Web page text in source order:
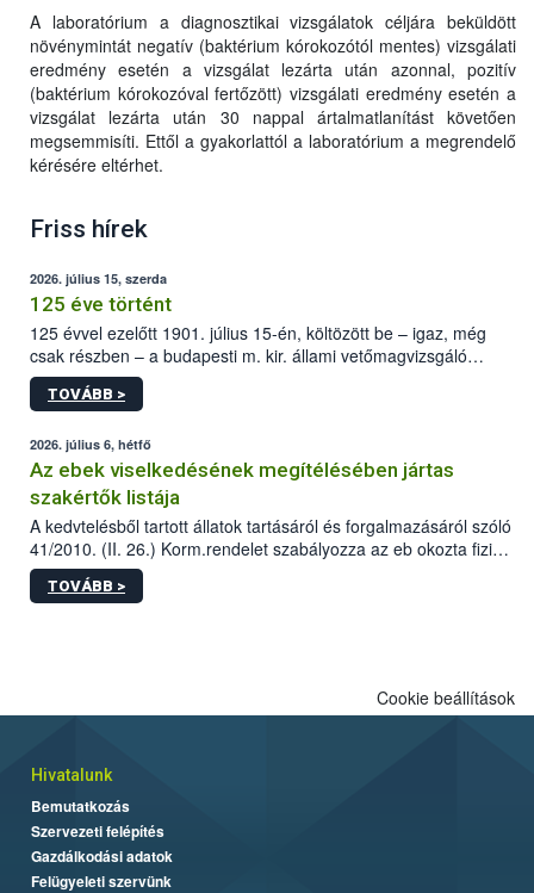
A laboratórium a diagnosztikai vizsgálatok céljára beküldött
növénymintát negatív (baktérium kórokozótól mentes) vizsgálati
eredmény esetén a vizsgálat lezárta után azonnal, pozitív
(baktérium kórokozóval fertőzött) vizsgálati eredmény esetén a
vizsgálat lezárta után 30 nappal ártalmatlanítást követően
megsemmisíti. Ettől a gyakorlattól a laboratórium a megrendelő
kérésére eltérhet.
Friss hírek
2026. július 15, szerda
125 éve történt
125 évvel ezelőtt 1901. július 15-én, költözött be – igaz, még
csak részben – a budapesti m. kir. állami vetőmagvizsgáló
állomás a Kis Rókus utca 15. szám alatti, Czigler Győző által
tervezett új épületébe.
TOVÁBB >
2026. július 6, hétfő
Az ebek viselkedésének megítélésében jártas
szakértők listája
A kedvtelésből tartott állatok tartásáról és forgalmazásáról szóló
41/2010. (II. 26.) Korm.rendelet szabályozza az eb okozta fizikai
sérülés, illetve ennek veszélye keletkezésekor felmerülő
hatósági feladatokat, valamint a veszélyes eb tartását és annak
TOVÁBB >
Cookie beállítások
Hivatalunk
Bemutatkozás
Szervezeti felépítés
Gazdálkodási adatok
Felügyeleti szervünk